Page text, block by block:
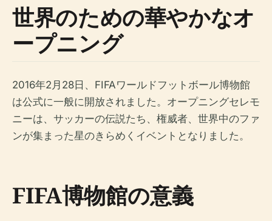
世界のための華やかなオ
ープニング
2016年2月28日、FIFAワールドフットボール博物館
は公式に一般に開放されました。オープニングセレモ
ニーは、サッカーの伝説たち、権威者、世界中のファ
ンが集まった星のきらめくイベントとなりました。
FIFA博物館の意義